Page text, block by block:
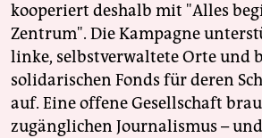
kooperiert deshalb mit "Alles
Zentrum". Die Kampagne
linke, selbstverwaltete Orte und
solidarischen Fonds für deren
auf. Eine offene Gesellschaft
zugänglichen Journalismus – und